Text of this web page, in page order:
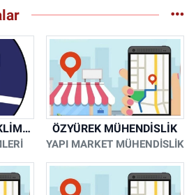
İZMİR BEYAZ EŞYA KLİMA KOMBİ SERVİSİ ÖZYÜREK MÜHENDİSLİK
YAPI MARKET MÜHENDİSLİK